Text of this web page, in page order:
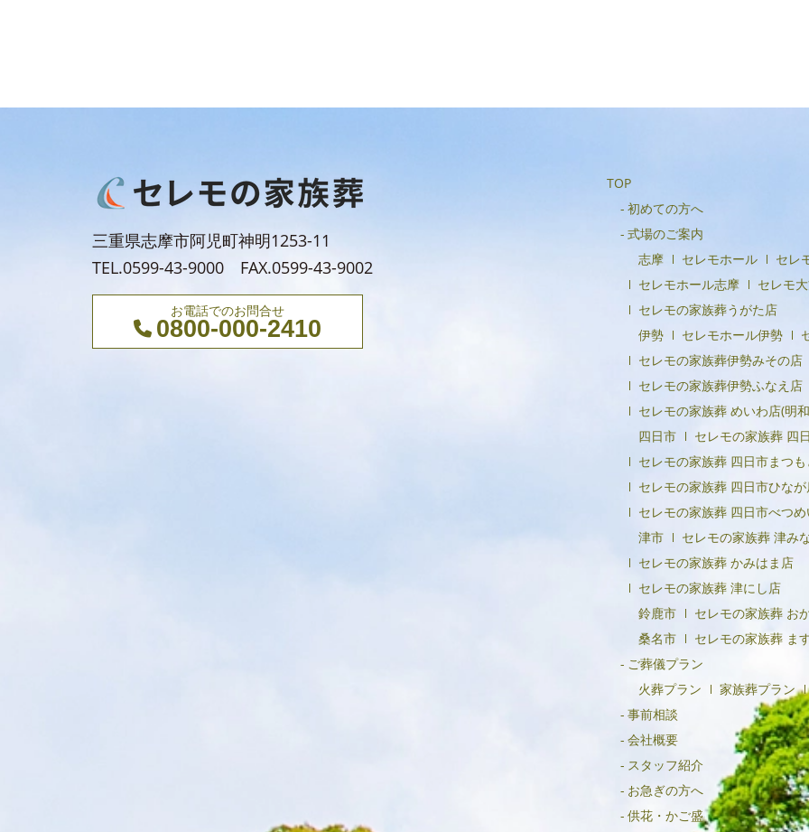
三重県志摩市阿児町神明1253-11
TEL.0599-43-9000 FAX.0599-43-9002
お電話でのお問合せ
0800-000-2410
TOP
初めての方へ
式場のご案内
志摩
セレモホール
セレ
セレモホール志摩
セレモ
セレモの家族葬うがた店
伊勢
セレモホール伊勢
セレモの家族葬伊勢みその店
セレモの家族葬伊勢ふなえ店
セレモの家族葬 めいわ店(明
四日市
セレモの家族葬 四
セレモの家族葬 四日市まつ
セレモの家族葬 四日市ひな
セレモの家族葬 四日市べつ
津市
セレモの家族葬 津み
セレモの家族葬 かみはま店
セレモの家族葬 津にし店
鈴鹿市
セレモの家族葬 お
桑名市
セレモの家族葬 ま
ご葬儀プラン
火葬プラン
家族葬プラン
事前相談
会社概要
スタッフ紹介
お急ぎの方へ
供花・かご盛